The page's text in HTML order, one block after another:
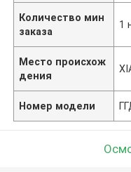
Количество мин
заказа
1
Место происхож
дения
Номер модели